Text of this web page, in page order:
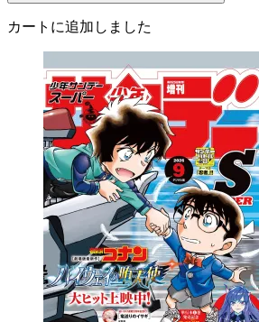
カートに追加しました